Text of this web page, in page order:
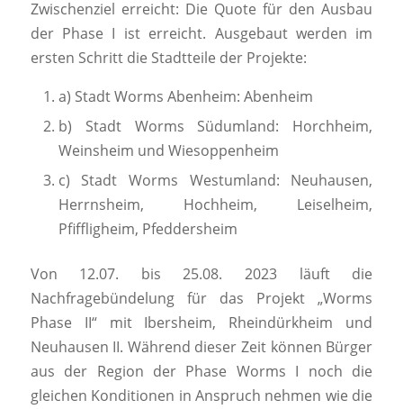
Zwischenziel erreicht: Die Quote für den Ausbau
der Phase I ist erreicht. Ausgebaut werden im
ersten Schritt die Stadtteile der Projekte:
a) Stadt Worms Abenheim: Abenheim
b) Stadt Worms Südumland: Horchheim,
Weinsheim und Wiesoppenheim
c) Stadt Worms Westumland: Neuhausen,
Herrnsheim, Hochheim, Leiselheim,
Pfiffligheim, Pfeddersheim
Von 12.07. bis 25.08. 2023 läuft die
Nachfragebündelung für das Projekt „Worms
Phase II“ mit Ibersheim, Rheindürkheim und
Neuhausen II. Während dieser Zeit können Bürger
aus der Region der Phase Worms I noch die
gleichen Konditionen in Anspruch nehmen wie die